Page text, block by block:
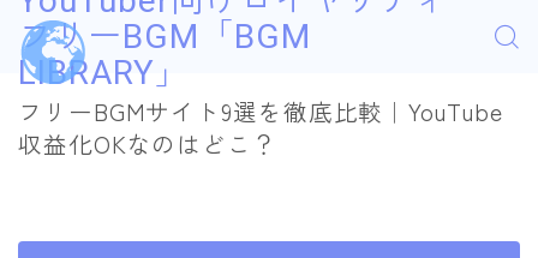
フリーBGM「BGM
LIBRARY」
フリーBGMサイト9選を徹底比較｜YouTube
収益化OKなのはどこ？